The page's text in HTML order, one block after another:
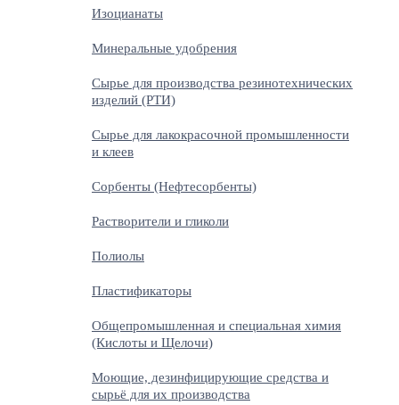
Изоцианаты
Минеральные удобрения
Сырье для производства резинотехнических
изделий (РТИ)
Сырье для лакокрасочной промышленности
и клеев
Сорбенты (Нефтесорбенты)
Растворители и гликоли
Полиолы
Пластификаторы
Общепромышленная и специальная химия
(Кислоты и Щелочи)
Моющие, дезинфицирующие средства и
сырьё для их производства